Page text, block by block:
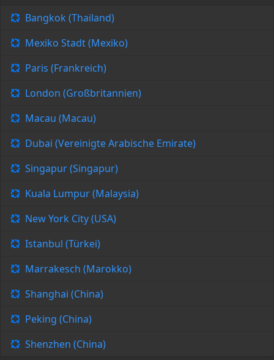
Bangkok (Thailand)
Mexiko Stadt (Mexiko)
Paris (Frankreich)
London (Großbritannien)
Macau (Macau)
Dubai (Vereinigte Arabische Emirate)
Singapur (Singapur)
Kuala Lumpur (Malaysia)
New York City (USA)
Istanbul (Türkei)
Marrakesch (Marokko)
Shanghai (China)
Peking (China)
Shenzhen (China)